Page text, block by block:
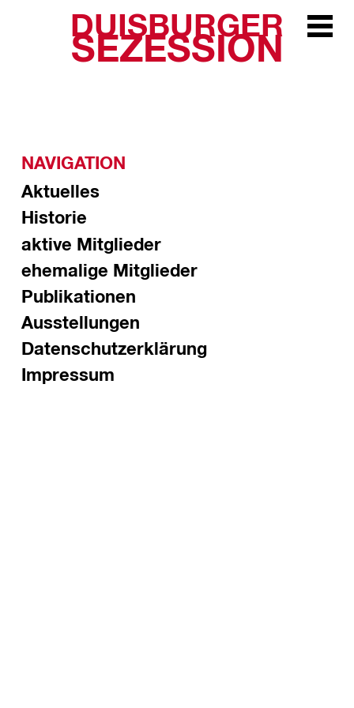
Zur
DUISBURGER
SEZESSION
NAVIGATION
Aktuelles
Historie
aktive Mitglieder
ehemalige Mitglieder
Publikationen
Ausstellungen
Datenschutzerklärung
Impressum